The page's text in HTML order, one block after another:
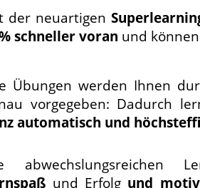
der neuartigen
schneller voran und
Übungen werden Ihnen
vorgegeben: Dadurch
automatisch und
abwechslungsreichen
und Erfolg und